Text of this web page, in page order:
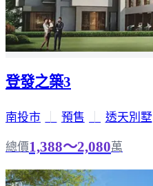
登發之築3
南投市 預售 透天別墅
總價1,388～2,080萬